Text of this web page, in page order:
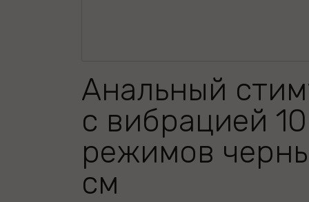
Анальный
с вибрацией 10
режимов
см